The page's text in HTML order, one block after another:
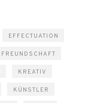
EFFECTUATION
FREUNDSCHAFT
KREATIV
KÜNSTLER